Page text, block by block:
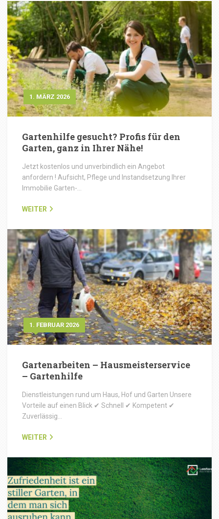
1. MÄRZ 2026
Gartenhilfe gesucht? Profis für den
Garten, ganz in Ihrer Nähe!
Jetzt kostenlos und unverbindlich ein Angebot
anfordern ! Aufsicht, Pflege und Instandsetzung Ihrer
Immobilie Garten-…
WEITER
1. FEBRUAR 2026
Gartenarbeiten – Hausmeisterservice
– Gartenhilfe
Dienstleistungen rund um Haus, Hof und Garten Unsere
Vorteile auf einen Blick ✔ Schnell ✔ Kompetent ✔
Zuverlässig…
WEITER